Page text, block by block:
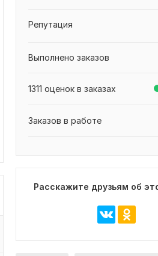
Репутация
Выполнено заказов
1311 оценок в заказах
Заказов в работе
Расскажите друзьям об